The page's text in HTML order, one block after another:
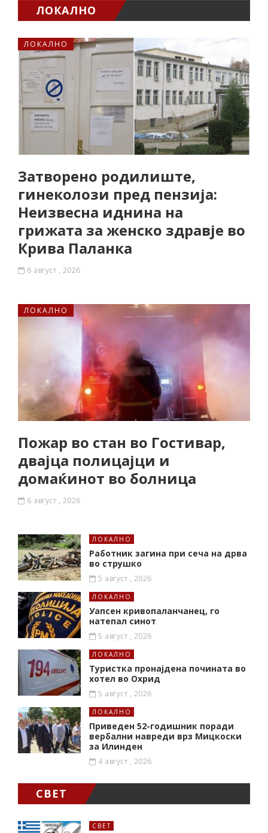
ЛОКАЛНО
ЛОКАЛНО
Затворено родилиште,
гинеколози пред пензија:
Неизвесна иднина на
грижата за женско здравје во
Крива Паланка
6 август , 2026
ЛОКАЛНО
Пожар во стан во Гостивар,
двајца полицајци и
домаќинот во болница
6 август , 2026
ЛОКАЛНО
Работник загина при сеча на дрва
во струшко
5 август , 2026
ЛОКАЛНО
Уапсен кривопаланчанец, го
натепал синот
5 август , 2026
ЛОКАЛНО
Туристка пронајдена почината во
хотел во Охрид
5 август , 2026
ЛОКАЛНО
Приведен 52-годишник поради
вербални навреди врз Мицкоски
за Илинден
4 август , 2026
СВЕТ
СВЕТ